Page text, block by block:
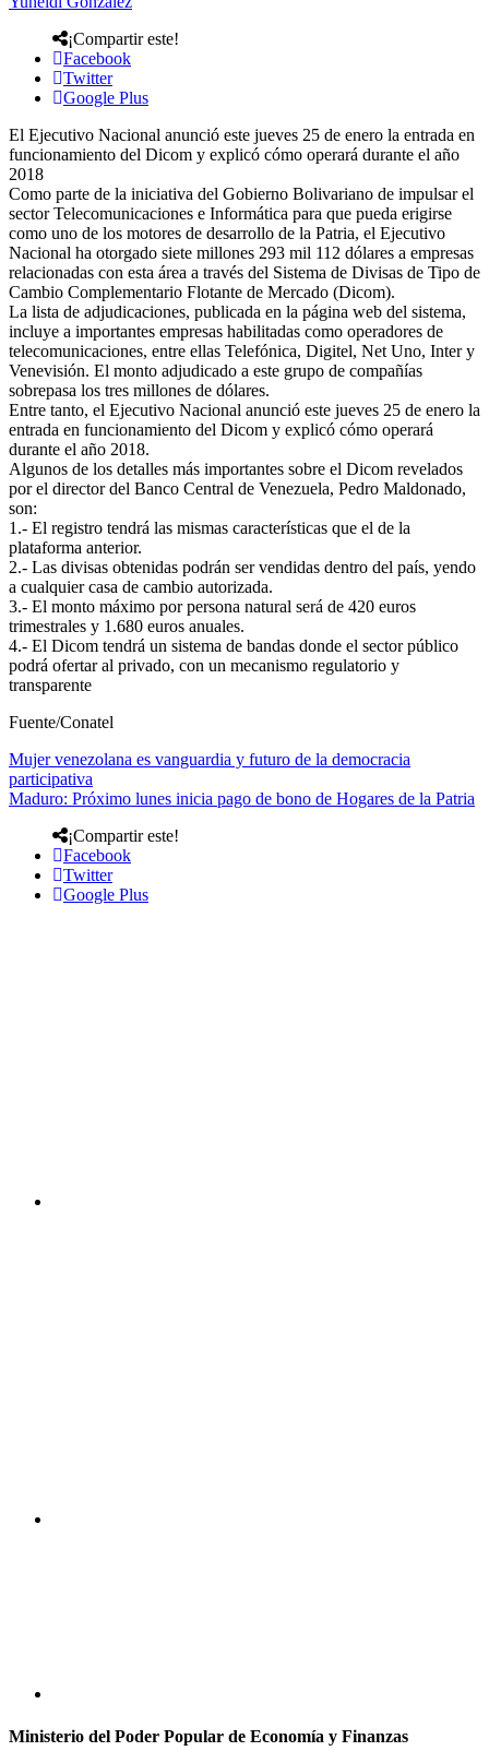
¡Compartir este!
Facebook
Twitter
Google Plus
El Ejecutivo Nacional anunció este jueves 25 de enero la entrada en
funcionamiento del Dicom y explicó cómo operará durante el año
2018
Como parte de la iniciativa del Gobierno Bolivariano de impulsar el
sector Telecomunicaciones e Informática para que pueda erigirse
como uno de los motores de desarrollo de la Patria, el Ejecutivo
Nacional ha otorgado siete millones 293 mil 112 dólares a empresas
relacionadas con esta área a través del Sistema de Divisas de Tipo de
Cambio Complementario Flotante de Mercado (Dicom).
La lista de adjudicaciones, publicada en la página web del sistema,
incluye a importantes empresas habilitadas como operadores de
telecomunicaciones, entre ellas Telefónica, Digitel, Net Uno, Inter y
Venevisión. El monto adjudicado a este grupo de compañías
sobrepasa los tres millones de dólares.
Entre tanto, el Ejecutivo Nacional anunció este jueves 25 de enero la
entrada en funcionamiento del Dicom y explicó cómo operará
durante el año 2018.
Algunos de los detalles más importantes sobre el Dicom revelados
por el director del Banco Central de Venezuela, Pedro Maldonado,
son:
1.- El registro tendrá las mismas características que el de la
plataforma anterior.
2.- Las divisas obtenidas podrán ser vendidas dentro del país, yendo
a cualquier casa de cambio autorizada.
3.- El monto máximo por persona natural será de 420 euros
trimestrales y 1.680 euros anuales.
4.- El Dicom tendrá un sistema de bandas donde el sector público
podrá ofertar al privado, con un mecanismo regulatorio y
transparente
Fuente/Conatel
Mujer venezolana es vanguardia y futuro de la democracia
participativa
Maduro: Próximo lunes inicia pago de bono de Hogares de la Patria
¡Compartir este!
Facebook
Twitter
Google Plus
Ministerio del Poder Popular de Economía y Finanzas